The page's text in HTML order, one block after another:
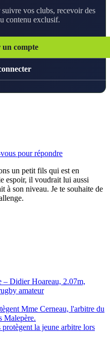
vos clubs, recevoir des
contenu exclusif.
un compte
pour répondre
un petit fils qui est en
espoir, il voudrait lui aussi
à son niveau. Je te souhaite de
– Didier Hoareau, 2.07m,
amateur
la jeune arbitre lors